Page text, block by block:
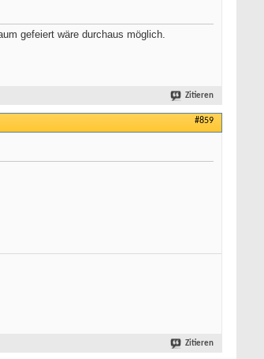
gefeiert wäre durchaus möglich.
Zitieren
#859
Zitieren